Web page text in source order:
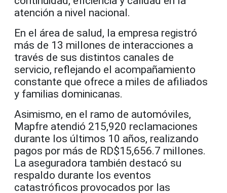
atención a nivel nacional.
En el área de salud, la empresa registró
más de 13 millones de interacciones a
través de sus distintos canales de
servicio, reflejando el acompañamiento
constante que ofrece a miles de afiliados
y familias dominicanas.
Asimismo, en el ramo de automóviles,
Mapfre atendió 215,920 reclamaciones
durante los últimos 10 años, realizando
pagos por más de RD$15,656.7 millones.
La aseguradora también destacó su
respaldo durante los eventos
catastróficos provocados por las